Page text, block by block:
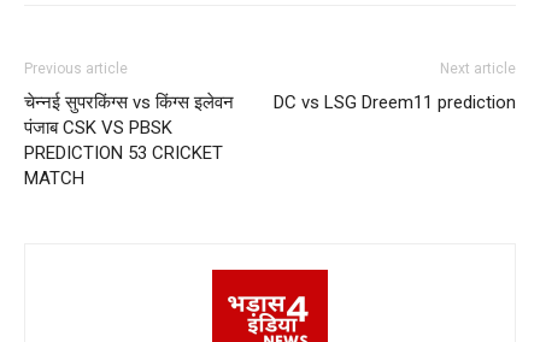
Previous article
चेन्नई सुपरकिंग्स vs किंग्स इलेवन
पंजाब CSK VS PBSK
PREDICTION 53 CRICKET
MATCH
Next article
DC vs LSG Dreem11 prediction